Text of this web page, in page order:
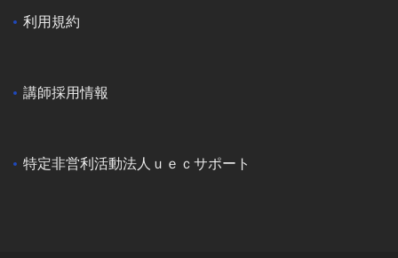
利用規約
講師採用情報
特定非営利活動法人ｕｅｃサポート